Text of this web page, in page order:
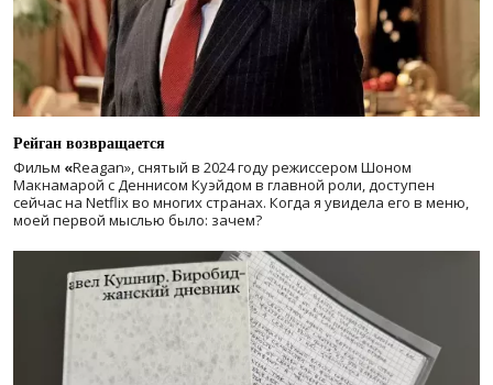
Рейган возвращается
Фильм «Reagan», снятый в 2024 годурежиссером Шоном
Макнамарой с Деннисом Куэйдом в главной роли, доступен
сейчас на Netflix во многих странах. Когда я увидела его в меню,
моей первой мыслью было: зачем?